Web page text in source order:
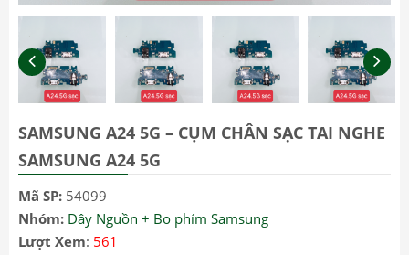
SAMSUNG A24 5G – CỤM CHÂN SẠC TAI NGHE
SAMSUNG A24 5G
Mã SP: 54099
Nhóm: Dây Nguồn + Bo phím Samsung
Lượt Xem: 561